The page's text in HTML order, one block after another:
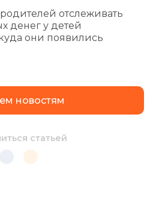
отслеживать
денег у детей
они появились
новостям
статьей